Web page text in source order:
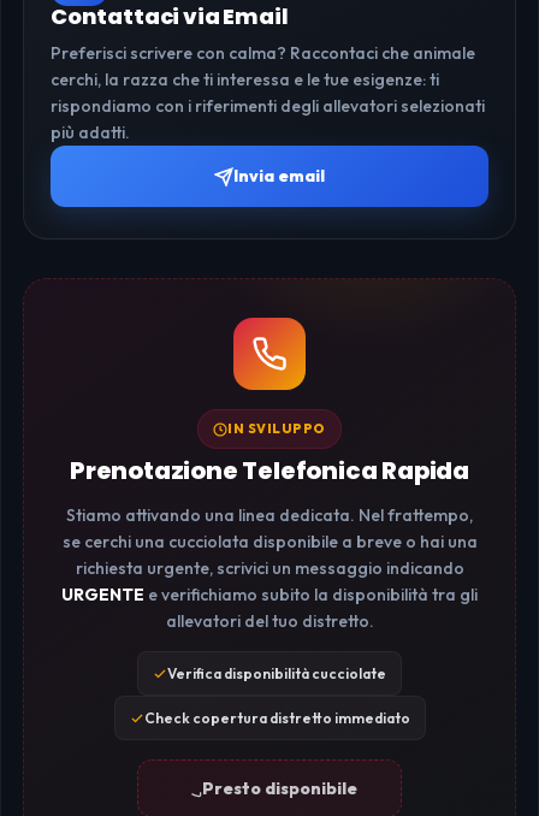
Contattaci via Email
Preferisci scrivere con calma? Raccontaci che animale
cerchi, la razza che ti interessa e le tue esigenze: ti
rispondiamo con i riferimenti degli allevatori selezionati
più adatti.
Invia email
IN SVILUPPO
Prenotazione Telefonica Rapida
Stiamo attivando una linea dedicata. Nel frattempo,
se cerchi una cucciolata disponibile a breve o hai una
richiesta urgente, scrivici un messaggio indicando
URGENTE e verifichiamo subito la disponibilità tra gli
allevatori del tuo distretto.
Verifica disponibilità cucciolate
Check copertura distretto immediato
Presto disponibile